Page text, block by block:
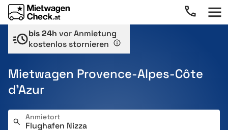
bis 24h vor Anmietung
kostenlos stornieren
Mietwagen Provence-Alpes-Côte
d’Azur
Anmietort